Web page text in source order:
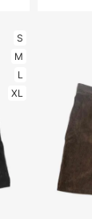
S
M
L
XL